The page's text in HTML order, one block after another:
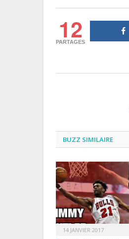
12
PARTAGES
BUZZ SIMILAIRE
14 JANVIER 2017